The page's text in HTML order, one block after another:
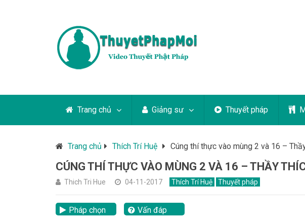
Trang chủ Giảng sư Thuyết pháp
Trang chủ Thích Trí Huệ Cúng thí thực vào mùng 2 và 16 –
CÚNG THÍ THỰC VÀO MÙNG 2 VÀ 16 – THẦY
Thich Tri Hue 04-11-2017 Thích Trí Huệ Thuyết pháp
Pháp chọn
Vấn đáp